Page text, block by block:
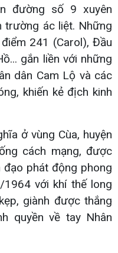
đường số 9 xuyên
trường ác liệt. Những
241 (Carol), Đầu
gắn liền với những
dân Cam Lộ và các
khiến kẻ địch kinh
ở vùng Cùa, huyện
cách mạng, được
đạo phát động phong
với khí thế long
giành được thắng
quyền về tay Nhân